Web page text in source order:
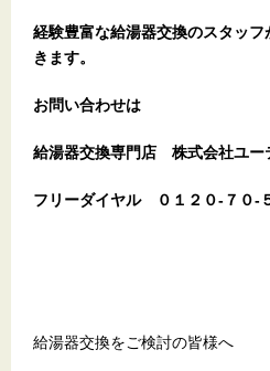
経験豊富な給湯器交換のスタッ
きます。
お問い合わせは
給湯器交換専門店 株式会社ユー
フリーダイヤル ０１２０-７
給湯器交換をご検討の皆様へ